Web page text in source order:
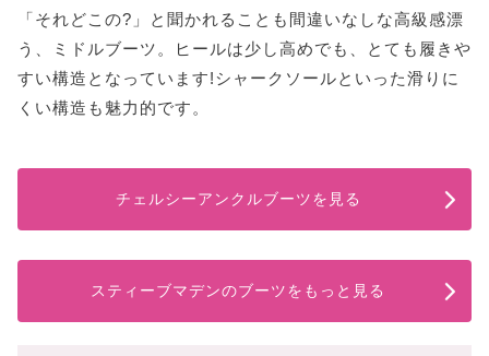
「それどこの?」と聞かれることも間違いなしな高級感漂
う、ミドルブーツ。ヒールは少し高めでも、とても履きや
すい構造となっています!シャークソールといった滑りに
くい構造も魅力的です。
チェルシーアンクルブーツを見る
スティーブマデンのブーツをもっと見る